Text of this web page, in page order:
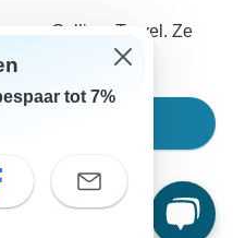
van Gulliver Travel. Ze
uur.
tot 7%